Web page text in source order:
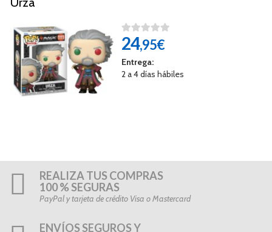
24,95€
Entrega:
2 a 4 días hábiles
REALIZA TUS COMPRAS
100 % SEGURAS
PayPal y tarjeta de crédito Visa o Mastercard
ENVÍOS SEGUROS Y